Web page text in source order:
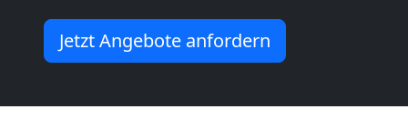
Jetzt Angebote anfordern
Möbeltransport
Wolfsberg